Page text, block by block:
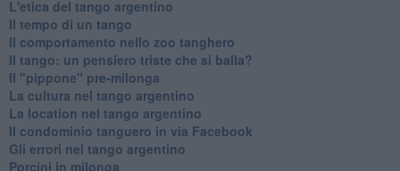
L'etica del tango argentino
Il tempo di un tango
Il comportamento nello zoo tanghero
Il tango: un pensiero triste che si balla?
Il "pippone" pre-milonga
La cultura nel tango argentino
La location nel tango argentino
Il condominio tanguero in via Facebook
Gli errori nel tango argentino
Porcini in milonga